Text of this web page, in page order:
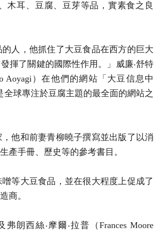
木耳、豆腐、豆芽等品，實素食之良
人，他抓住了大豆食品在西方的巨大
了關鍵的國際性作用。」威廉‧舒特
Aoyagi）在他們的網站「大豆信息中
全球專注於豆腐主題的最全面的網站之
他和前妻青柳曉子撰寫並出版了以消
產手冊、歷史等的參考書目。
等大豆食品，並在很大程度上促成了
商。
朗西絲‧摩爾‧拉普（Frances Moore